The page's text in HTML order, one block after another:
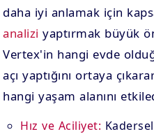
daha iyi anlamak için
analizi yaptırmak büyük
Vertex'in hangi evde
açı yaptığını ortaya
hangi yaşam alanını
Hız ve Aciliyet: